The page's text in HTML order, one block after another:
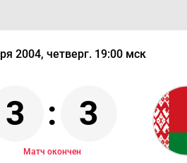
2004, четверг. 19:00 мск
3 : 3
Матч окончен